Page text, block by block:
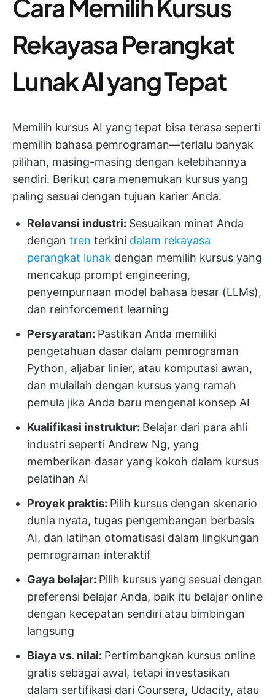
Cara Memilih Kursus
Rekayasa Perangkat
Lunak AI yang Tepat
Memilih kursus AI yang tepat bisa terasa seperti
memilih bahasa pemrograman—terlalu banyak
pilihan, masing-masing dengan kelebihannya
sendiri. Berikut cara menemukan kursus yang
paling sesuai dengan tujuan karier Anda.
Relevansi industri: Sesuaikan minat Anda
dengan tren terkini dalam rekayasa
perangkat lunak dengan memilih kursus yang
mencakup prompt engineering,
penyempurnaan model bahasa besar (LLMs),
dan reinforcement learning
Persyaratan: Pastikan Anda memiliki
pengetahuan dasar dalam pemrograman
Python, aljabar linier, atau komputasi awan,
dan mulailah dengan kursus yang ramah
pemula jika Anda baru mengenal konsep AI
Kualifikasi instruktur: Belajar dari para ahli
industri seperti Andrew Ng, yang
memberikan dasar yang kokoh dalam kursus
pelatihan AI
Proyek praktis: Pilih kursus dengan skenario
dunia nyata, tugas pengembangan berbasis
AI, dan latihan otomatisasi dalam lingkungan
pemrograman interaktif
Gaya belajar: Pilih kursus yang sesuai dengan
preferensi belajar Anda, baik itu belajar online
dengan kecepatan sendiri atau bimbingan
langsung
Biaya vs. nilai: Pertimbangkan kursus online
gratis sebagai awal, tetapi investasikan
dalam sertifikasi dari Coursera, Udacity, atau